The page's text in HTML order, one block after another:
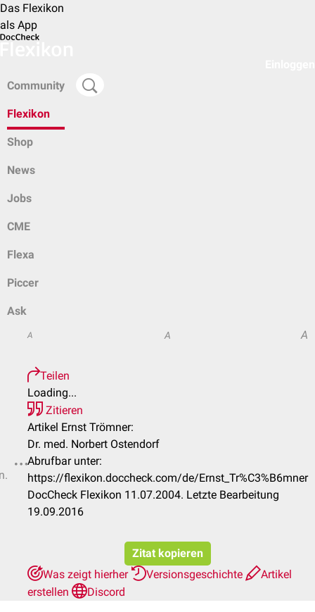
Das Flexikon
als App
Community
Flexikon
Shop
News
Jobs
CME
Flexa
Piccer
Ask
A A A
Teilen
Loading...
Zitieren
Artikel Ernst Trömner:
Dr. med. Norbert Ostendorf
Abrufbar unter:
https://flexikon.doccheck.com/de/Ernst_Tr%C3%B6mner
DocCheck Flexikon 11.07.2004. Letzte Bearbeitung
19.09.2016
Zitat kopieren
Was zeigt hierher
Versionsgeschichte
Artikel
erstellen
Discord